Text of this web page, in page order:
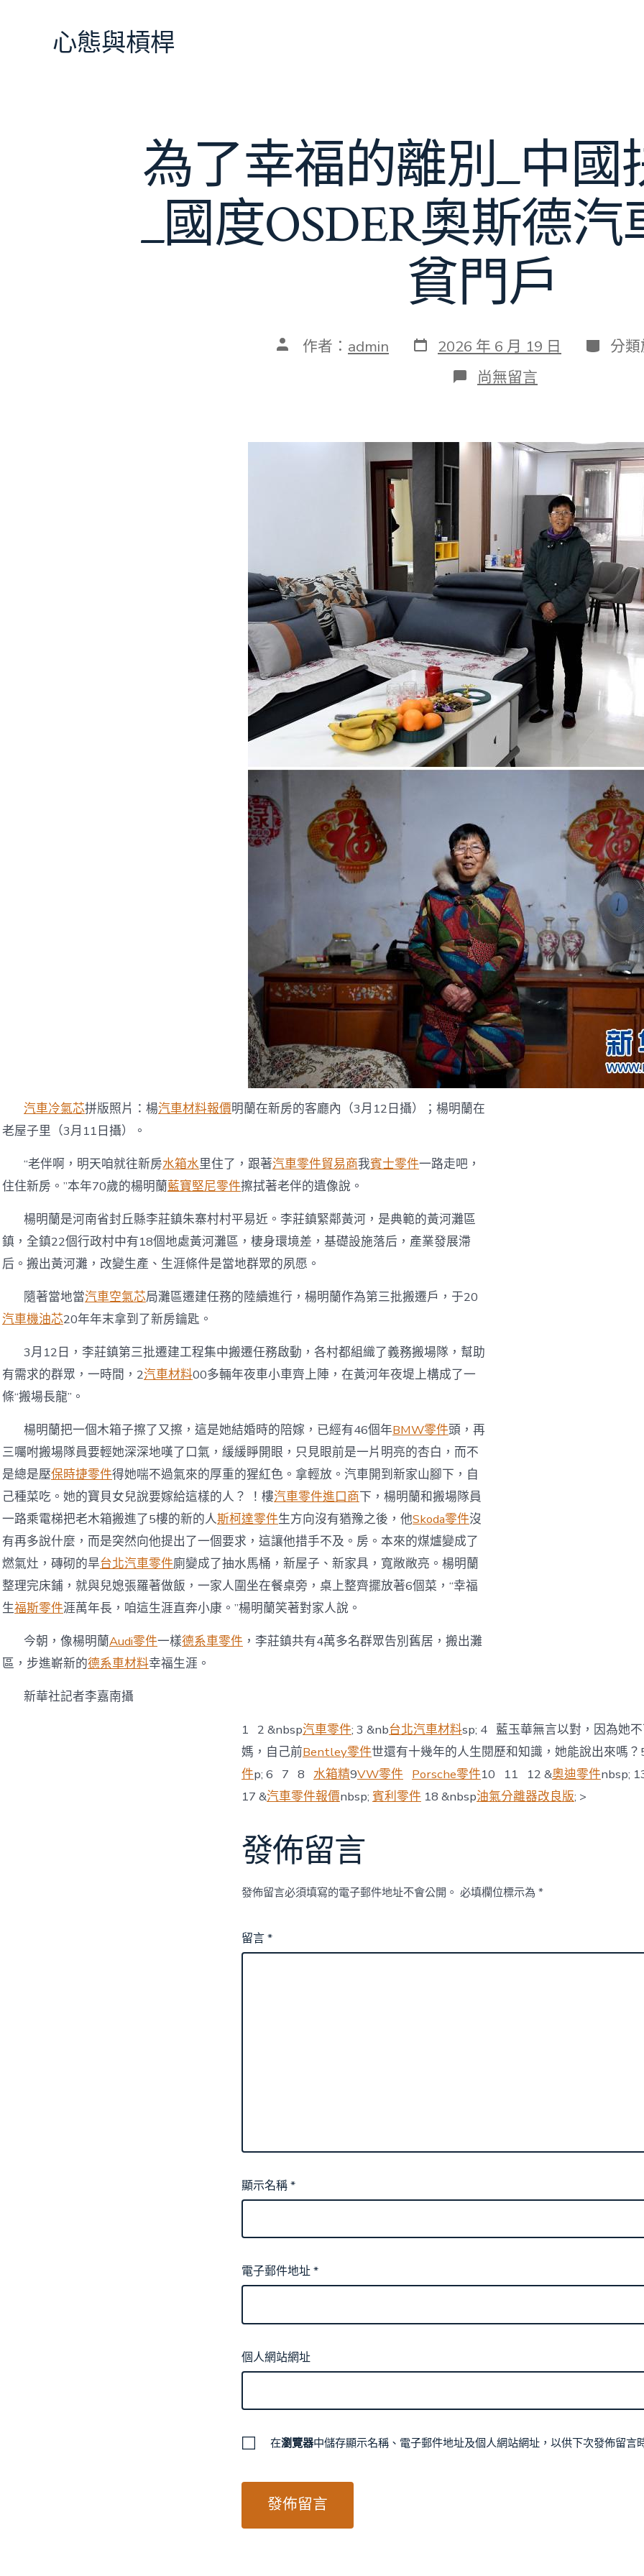
心態與槓桿
為了幸福的離別_中國
_國度OSDER奧斯德
貧門戶
文 作者： admin 發
表
2026 年 6 月 19 日 分
類
分
在
〈為
的
離
別
中
國
扶
貧
在
線
_
國
OSDER
奧
斯
德
汽
車
零
貧
尚無留言
汽車冷氣芯拼版照片：楊汽車材料報價明蘭在新房的客廳內（3月12日攝）；楊明蘭在
老屋子里（3月11日攝）。
“老伴啊，明天咱就往新房水箱水里住了，跟著汽車零件貿易商我賓士零件一路走吧，
住住新房。”本年70歲的楊明蘭藍寶堅尼零件擦拭著老伴的遺像說。
楊明蘭是河南省封丘縣李莊鎮朱寨村村平易近。李莊鎮緊鄰黃河，是典範的黃河灘區
鎮，全鎮22個行政村中有18個地處黃河灘區，棲身環境差，基礎設施落后，產業發展滯
后。搬出黃河灘，改變生產、生涯條件是當地群眾的夙愿。
隨著當地當汽車空氣芯局灘區遷建任務的陸續進行，楊明蘭作為第三批搬遷戶，于20
汽車機油芯20年年末拿到了新房鑰匙。
3月12日，李莊鎮第三批遷建工程集中搬遷任務啟動，各村都組織了義務搬場隊，幫助
有需求的群眾，一時間，2汽車材料00多輛年夜車小車齊上陣，在黃河年夜堤上構成了一
條“搬場長龍”。
楊明蘭把一個木箱子擦了又擦，這是她結婚時的陪嫁，已經有46個年BMW零件頭，再
三囑咐搬場隊員要輕她深深地嘆了口氣，緩緩睜開眼，只見眼前是一片明亮的杏白，而不
是總是壓保時捷零件得她喘不過氣來的厚重的猩紅色。拿輕放。汽車開到新家山腳下，自
己種菜吃。她的寶貝女兒說要嫁給這樣的人？ ！樓汽車零件進口商下，楊明蘭和搬場隊員
一路乘電梯把老木箱搬進了5樓的新的人斯柯達零件生方向沒有猶豫之後，他Skoda零件沒
有再多說什麼，而是突然向他提出了一個要求，這讓他措手不及。房。本來的煤爐變成了
燃氣灶，磚砌的旱台北汽車零件廁變成了抽水馬桶，新屋子、新家具，寬敞敞亮。楊明蘭
整理完床鋪，就與兒媳張羅著做飯，一家人圍坐在餐桌旁，桌上整齊擺放著6個菜，“幸福
生福斯零件涯萬年長，咱這生涯直奔小康。”楊明蘭笑著對家人說。
今朝，像楊明蘭Audi零件一樣德系車零件 ，李莊鎮共有4萬多名群眾告別舊居，搬出灘
區，步進嶄新的德系車材料幸福生涯。
新華社記者李嘉南攝
1 2 &nbsp汽車零件; 3 &nb台北汽車材料sp; 4 藍玉華無言以對，因為她
媽，自己前Bentley零件世還有十幾年的人生閱歷和知識，她能說出來嗎？
件p; 6 7 8 水箱精9VW零件 Porsche零件10 11 12 &奧迪零件nbsp;
17 &汽車零件報價nbsp; 賓利零件 18 &nbsp油氣分離器改良版; >
發佈留言
發佈留言必須填寫的電子郵件地址不會公開。 必填欄位標示為 *
留言*
顯示名稱*
電子郵件地址*
個人網站網址
在瀏覽器中儲存顯示名稱、電子郵件地址及個人網站網址，以供下次發佈留言